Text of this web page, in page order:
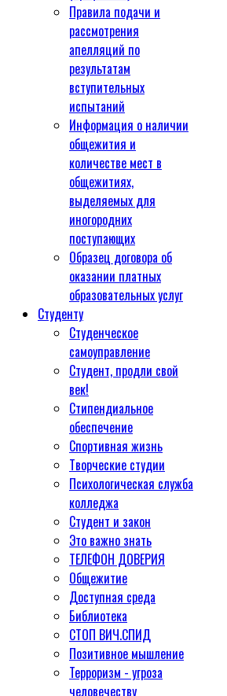
Правила подачи и
рассмотрения
апелляций по
результатам
вступительных
испытаний
Информация о наличии
общежития и
количестве мест в
общежитиях,
выделяемых для
иногородних
поступающих
Образец договора об
оказании платных
образовательных услуг
Студенту
Студенческое
самоуправление
Студент, продли свой
век!
Стипендиальное
обеспечение
Спортивная жизнь
Творческие студии
Психологическая служба
колледжа
Студент и закон
Это важно знать
ТЕЛЕФОН ДОВЕРИЯ
Общежитие
Доступная среда
Библиотека
СТОП ВИЧ.СПИД
Позитивное мышление
Терроризм - угроза
человечеству